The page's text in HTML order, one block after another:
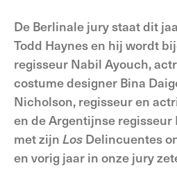
De Berlinale jury staat dit
Todd Haynes en hij wordt
regisseur Nabil Ayouch,
costume designer Bina
Nicholson, regisseur en
en de Argentijnse
met zijn Los Delincuentes
en vorig jaar in onze jury